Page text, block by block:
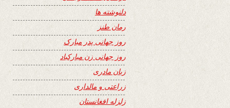
دلنوشته ها
رمان طنز
روز جهانی پدر مبارک
روز جهانی زن مبارکباد
زبان مادری
زراعتی و مالداری
زلزله افغانستان